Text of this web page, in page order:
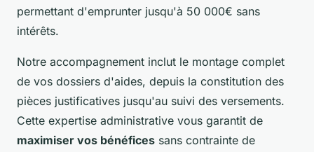
permettant d'emprunter jusqu'à 50 000€ sans
intérêts.
Notre accompagnement inclut le montage complet
de vos dossiers d'aides, depuis la constitution des
pièces justificatives jusqu'au suivi des versements.
Cette expertise administrative vous garantit de
maximiser vos bénéfices sans contrainte de